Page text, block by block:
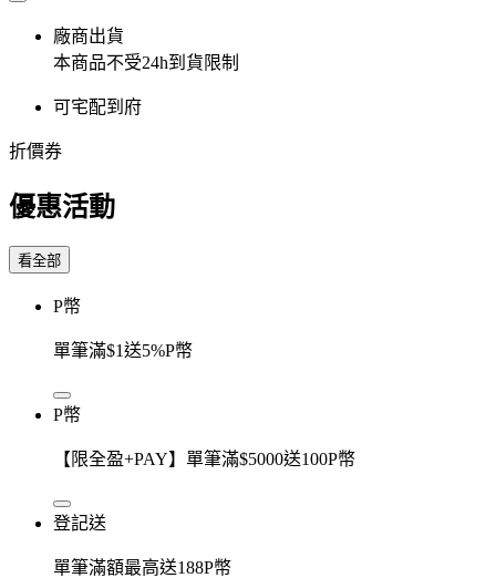
廠商出貨
本商品不受24h到貨限制
可宅配到府
折價券
優惠活動
看全部
P幣
單筆滿$1送5%P幣
P幣
【限全盈+PAY】單筆滿$5000送100P幣
登記送
單筆滿額最高送188P幣